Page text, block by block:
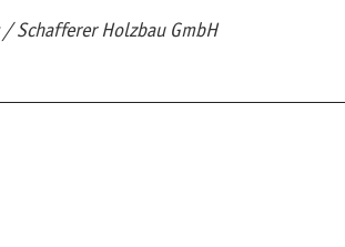
Schaf­fe­rer Holz­bau GmbH